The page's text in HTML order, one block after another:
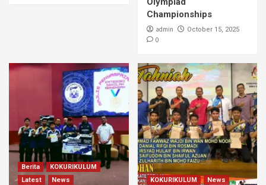
Championships
admin October 15, 2025
0
Berita
KOKURIKULUM
Latest
News KOKURIKULUM News